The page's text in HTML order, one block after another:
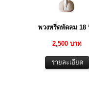
พวงหรีดพัดลม 18
2,500 บาท